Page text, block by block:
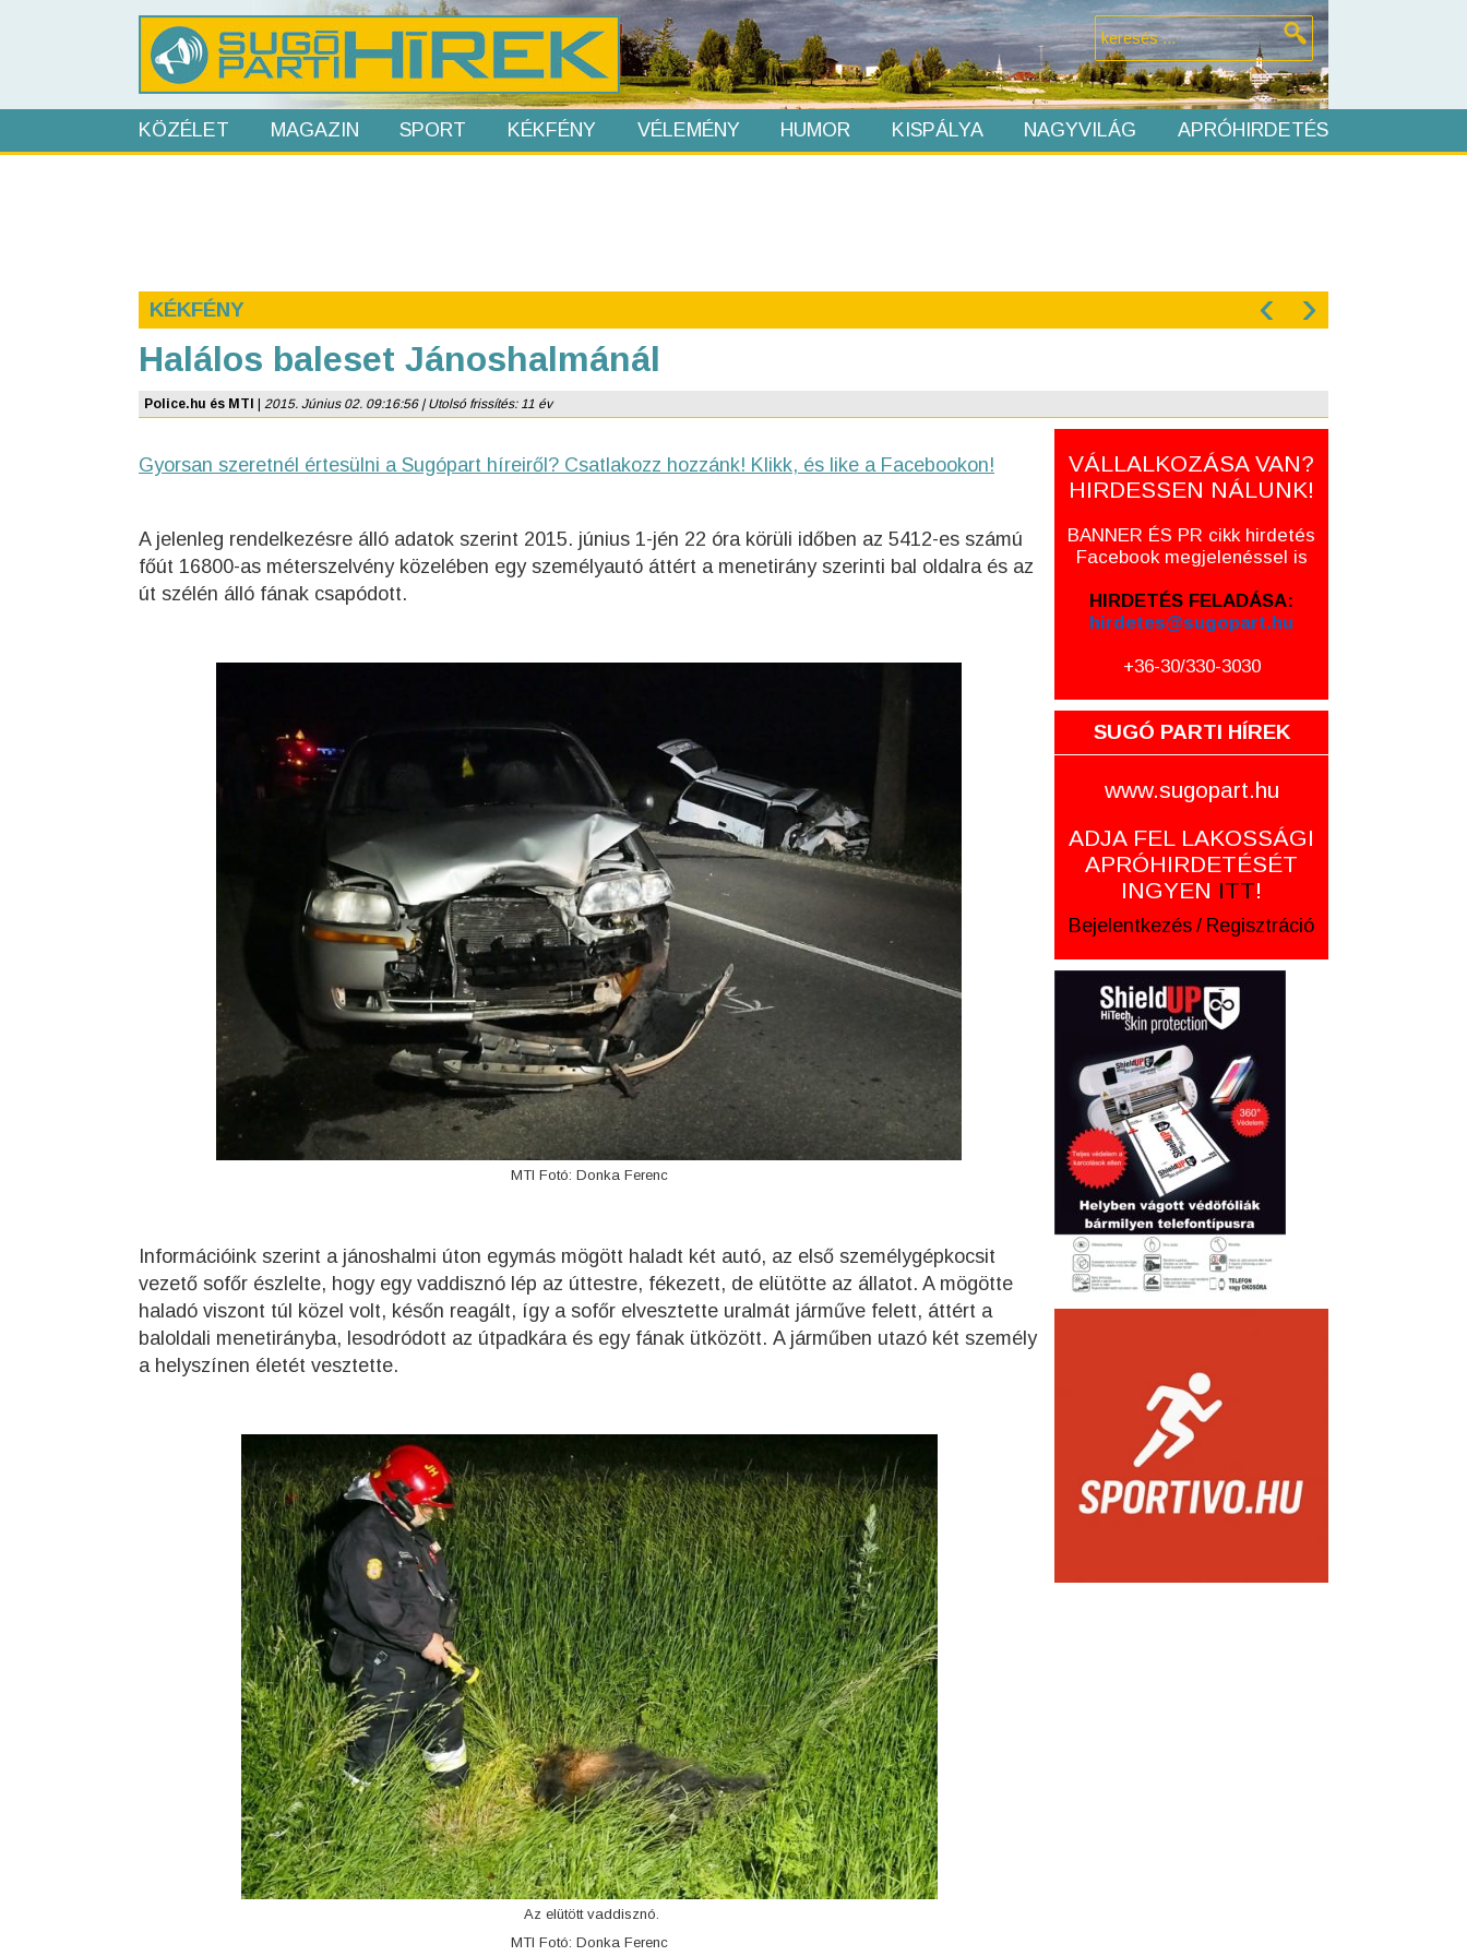
KÖZÉLET MAGAZIN SPORT KÉKFÉNY VÉLEMÉNY HUMOR KISPÁLYA NAGYVILÁG APRÓHIRDETÉS
KÉKFÉNY ‹ ›
Halálos baleset Jánoshalmánál
Police.hu és MTI 2015. Június 02. 09:16:56 | Utolsó frissítés: 11 év
Gyorsan szeretnél értesülni a Sugópart híreiről? Csatlakozz hozzánk! Klikk, és like a Facebookon!
A jelenleg rendelkezésre álló adatok szerint 2015. június 1-jén 22 óra körüli időben az 5412-es számú
főút 16800-as méterszelvény közelében egy személyautó áttért a menetirány szerinti bal oldalra és az
út szélén álló fának csapódott.
MTI Fotó: Donka Ferenc
Információink szerint a jánoshalmi úton egymás mögött haladt két autó, az első személygépkocsit
vezető sofőr észlelte, hogy egy vaddisznó lép az úttestre, fékezett, de elütötte az állatot. A mögötte
haladó viszont túl közel volt, későn reagált, így a sofőr elvesztette uralmát járműve felett, áttért a
baloldali menetirányba, lesodródott az útpadkára és egy fának ütközött. A járműben utazó két személy
a helyszínen életét vesztette.
Az elütött vaddisznó.
MTI Fotó: Donka Ferenc
VÁLLALKOZÁSA VAN?
HIRDESSEN NÁLUNK!
BANNER ÉS PR cikk hirdetés
Facebook megjelenéssel is
HIRDETÉS FELADÁSA:
hirdetes@sugopart.hu
+36-30/330-3030
SUGÓ PARTI HÍREK
www.sugopart.hu
ADJA FEL LAKOSSÁGI
APRÓHIRDETÉSÉT
INGYEN ITT!
Bejelentkezés / Regisztráció